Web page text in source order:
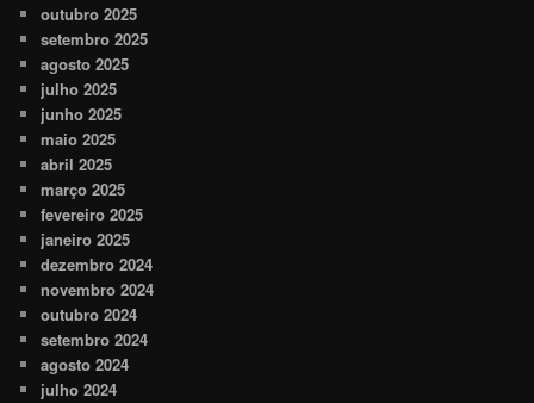
outubro 2025
setembro 2025
agosto 2025
julho 2025
junho 2025
maio 2025
abril 2025
março 2025
fevereiro 2025
janeiro 2025
dezembro 2024
novembro 2024
outubro 2024
setembro 2024
agosto 2024
julho 2024